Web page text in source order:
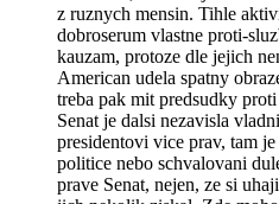
z ruznych mensin. Tihle
dobroserum vlastne proti-
kauzam, protoze dle jejich
American udela spatny
treba pak mit predsudky
Senat je dalsi nezavisla
presidentovi vice prav, tam
politice nebo schvalovani
prave Senat, nejen, ze si